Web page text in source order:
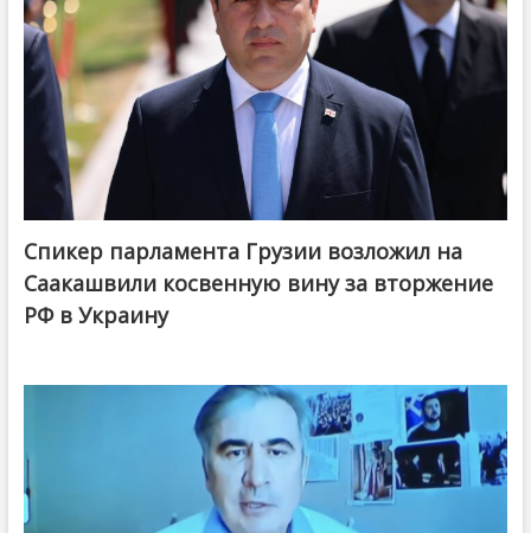
Спикер парламента Грузии возложил на
Саакашвили косвенную вину за вторжение
РФ в Украину